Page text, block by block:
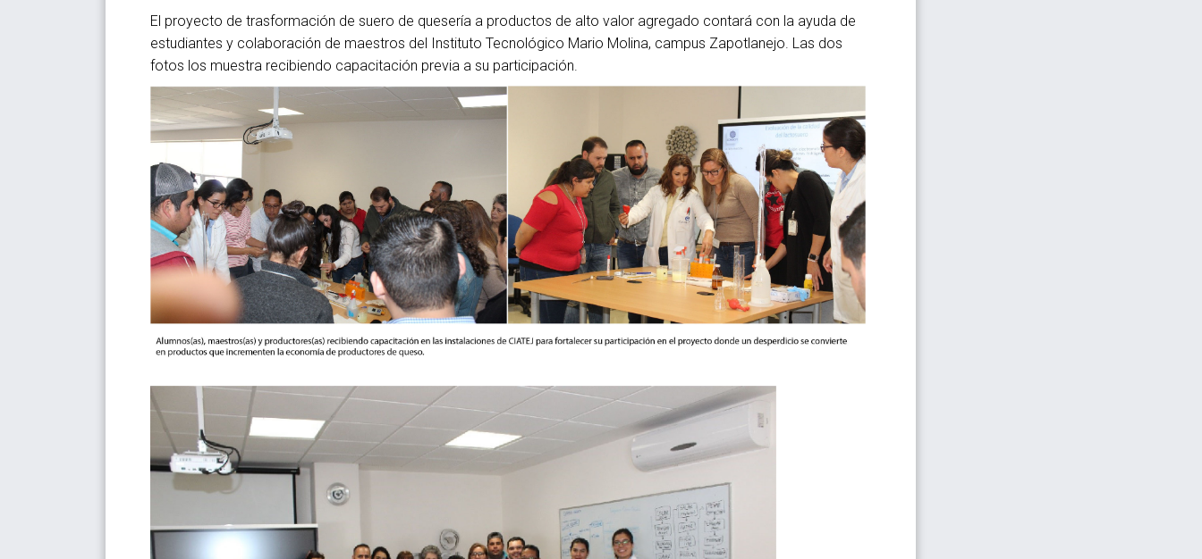
El proyecto de trasformación de suero de quesería a productos de alto valor agregado contará con la ayuda de
estudiantes y colaboración de maestros del Instituto Tecnológico Mario Molina, campus Zapotlanejo. Las dos
fotos los muestra recibiendo capacitación previa a su participación.